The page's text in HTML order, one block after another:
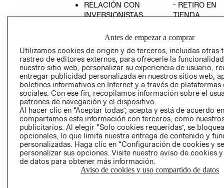
RELACIÓN CON
INVERSIONISTAS
EMPRESARIAL
- RETIRO EN
TIENDA
CONDICIONES
AVISO DE
PRIVACIDAD
GIFT CARD
AVISO DE
Antes de empezar a comprar
Utilizamos cookies de origen y de terceros, incluidas otras
rastreo de editores externos, para ofrecerle la
nuestro sitio web, personalizar su experiencia de usuario,
entregar publicidad personalizada en nuestros sitios web,
boletines informativos en Internet y a través de plataformas
sociales. Con ese fin, recopilamos información sobre el
patrones de navegación y el dispositivo.
Al hacer clic en “Aceptar todas”, acepta y está de acuerdo
compartamos esta información con terceros, como
publicitarios. Al elegir “Solo cookies requeridas”, se
opcionales, lo que limita nuestra entrega de contenido y
personalizadas. Haga clic en “Configuración de cookies y
personalizar sus opciones. Visite nuestro aviso de cookies
de datos para obtener más información.
Aviso de cookies y uso compartido de datos